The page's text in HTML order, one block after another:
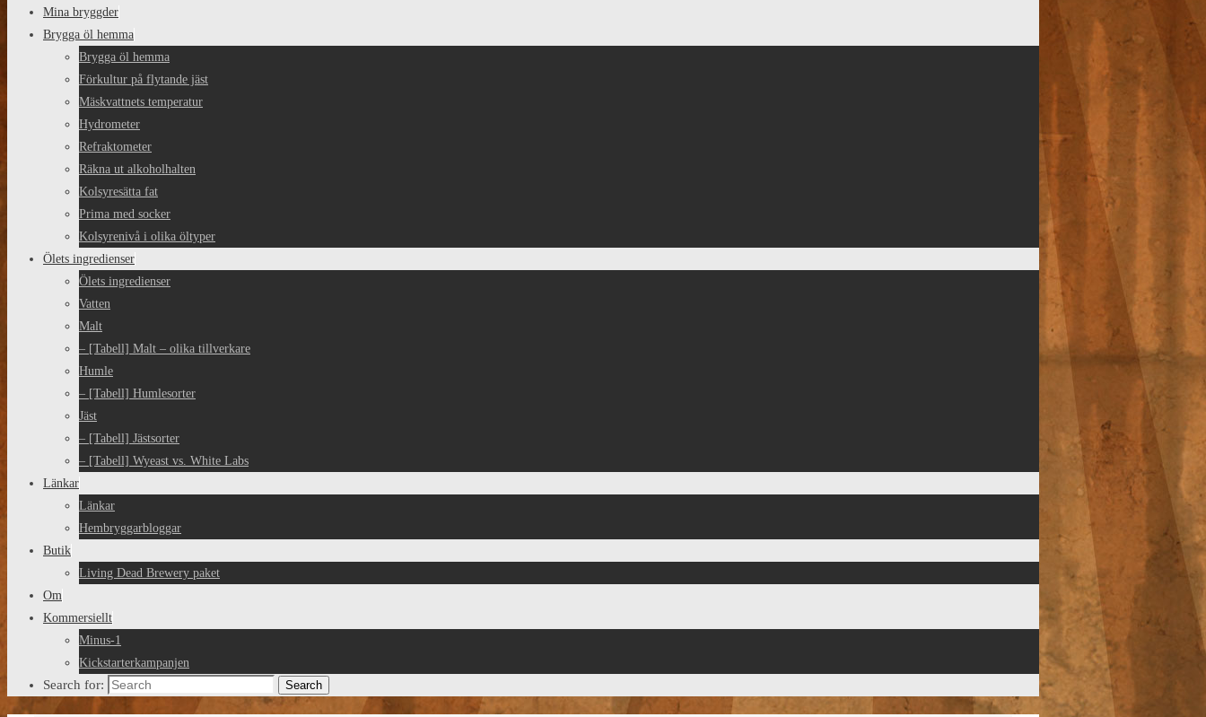
Mina bryggder
Brygga öl hemma
Brygga öl hemma
Förkultur på flytande jäst
Mäskvattnets temperatur
Hydrometer
Refraktometer
Räkna ut alkoholhalten
Kolsyresätta fat
Prima med socker
Kolsyrenivå i olika öltyper
Ölets ingredienser
Ölets ingredienser
Vatten
Malt
– [Tabell] Malt – olika tillverkare
Humle
– [Tabell] Humlesorter
Jäst
– [Tabell] Jästsorter
– [Tabell] Wyeast vs. White Labs
Länkar
Länkar
Hembryggarbloggar
Butik
Living Dead Brewery paket
Om
Kommersiellt
Minus-1
Kickstarterkampanjen
Search for: Search